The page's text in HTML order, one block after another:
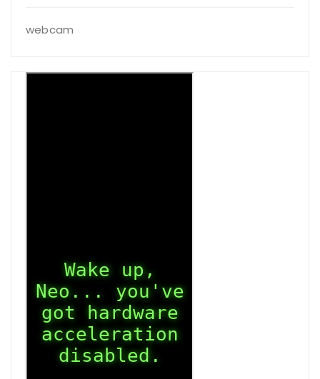
webcam